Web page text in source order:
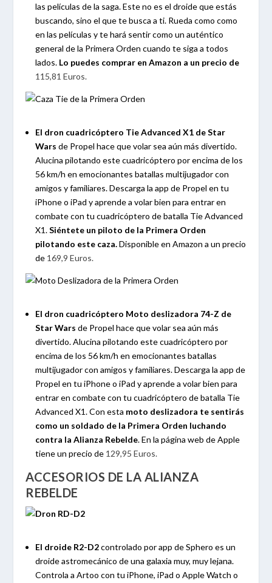
las películas de la saga. Este no es el droide que estás
buscando, sino el que te busca a ti. Rueda como como
en las películas y te hará sentir como un auténtico
general de la Primera Orden cuando te siga a todos
lados. Lo puedes comprar en Amazon a un precio de
115,81 Euros.
El dron cuadricóptero Tie Advanced X1 de Star
Wars de Propel hace que volar sea aún más divertido.
Alucina pilotando este cuadricóptero por encima de los
56 km/h en emocionantes batallas multijugador con
amigos y familiares. Descarga la app de Propel en tu
iPhone o iPad y aprende a volar bien para entrar en
combate con tu cuadricóptero de batalla Tie Advanced
X1.Siéntete un piloto de la Primera Orden
pilotando este caza.Disponible en Amazon a un precio
de 169,9 Euros.
El dron cuadricóptero Moto deslizadora 74-Z de
Star Wars de Propel hace que volar sea aún más
divertido. Alucina pilotando este cuadricóptero por
encima de los 56 km/h en emocionantes batallas
multijugador con amigos y familiares. Descarga la app de
Propel en tu iPhone o iPad y aprende a volar bien para
entrar en combate con tu cuadricóptero de batalla Tie
Advanced X1. Con esta moto deslizadora te sentirás
como un soldado de la Primera Orden luchando
contra la Alianza Rebelde. En la página web de Apple
tiene un precio de 129,95 Euros.
ACCESORIOS DE LA ALIANZA
REBELDE
El droide R2-D2controlado por app de Sphero es un
droide astromecánico de una galaxia muy, muy lejana.
Controla a Artoo con tu iPhone, iPad o Apple Watch o